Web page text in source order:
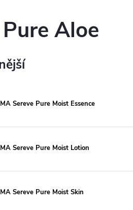
Aloe
Sereve Pure Moist Essence
Sereve Pure Moist Lotion
Sereve Pure Moist Skin